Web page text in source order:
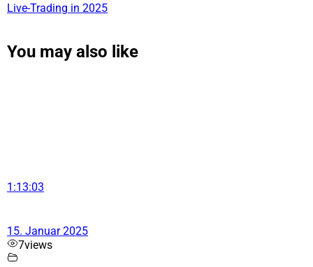
Live-Trading in 2025
You may also like
1:13:03
15. Januar 2025
7views